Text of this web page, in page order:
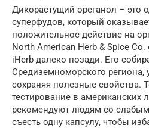
Дикорастущий ореганол – это
суперфудов, который
положительное действие на
North American Herb & Spice
iHerb далеко позади. Его
Средиземноморского
сохраняя полезные свойства.
тестирование в американских
рекомендуют людям со
съесть одну капсулу, чтобы